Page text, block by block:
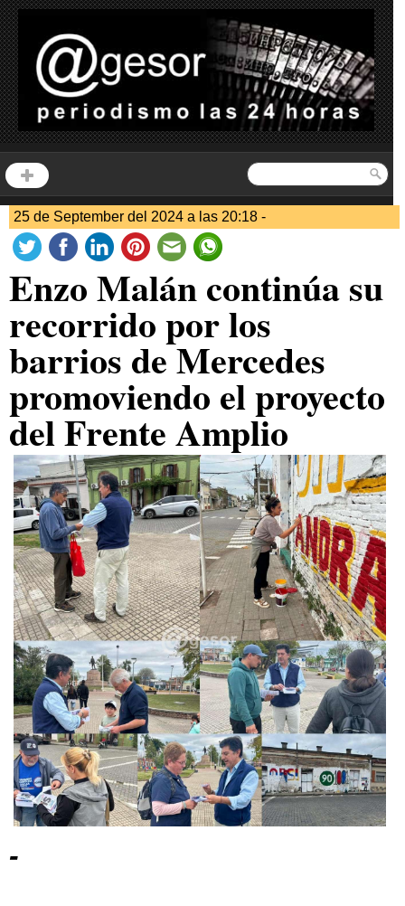
25 de September del 2024 a las 20:18 -
Enzo Malán continúa su
recorrido por los
barrios de Mercedes
promoviendo el proyecto
del Frente Amplio
-